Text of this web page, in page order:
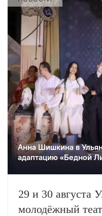
Анна Шишкина в
адаптацию «Бедной
29 и 30 августа
молодёжный